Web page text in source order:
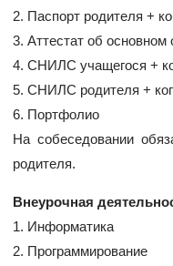
2. Паспорт родителя +
3. Аттестат об
4. СНИЛС учащегося +
5. СНИЛС родителя +
6. Портфолио
На собеседовании
родителя.
Внеурочная
1. Информатика
2. Программирование